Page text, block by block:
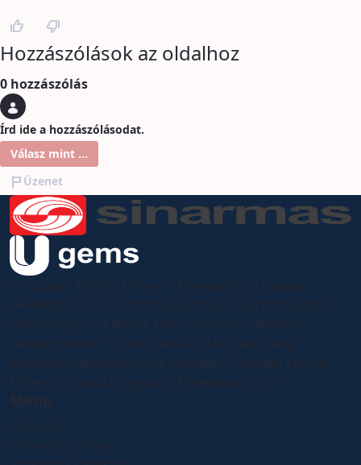
Hozzászólások az oldalhoz
0 hozzászólás
Írd ide a hozzászólásodat.
Válasz mint ...
Üzenet